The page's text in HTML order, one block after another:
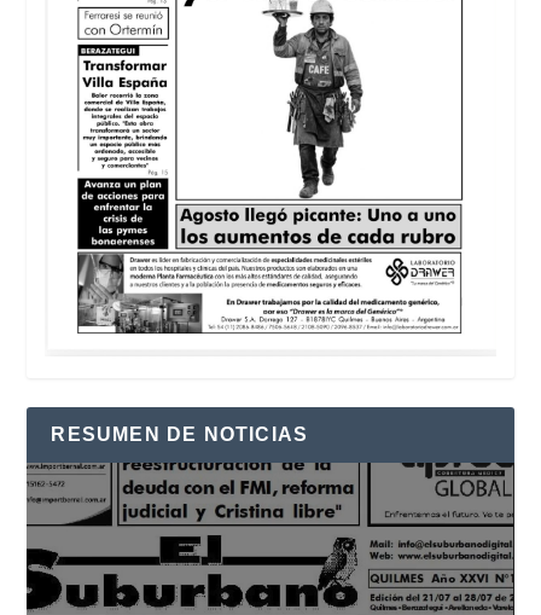
RESUMEN DE NOTICIAS
Reproductor
de
vídeo